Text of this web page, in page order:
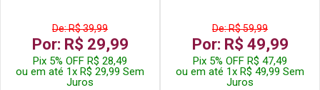
De: R$ 39,99
Por: R$ 29,99
Pix 5% OFF R$ 28,49
ou em até 1x R$ 29,99 Sem
Juros
De: R$ 59,99
Por: R$ 49,99
Pix 5% OFF R$ 47,49
ou em até 1x R$ 49,99 Sem
Juros